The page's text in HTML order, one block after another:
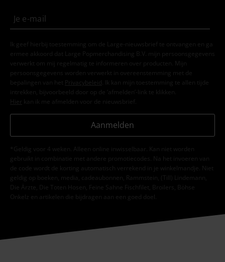
Ik geef hierbij toestemming om de Large-nieuwsbrief te ontvangen en ga
ermee akkoord dat Large Popmerchandising B.V. mijn persoonsgegevens
verwerkt om mij regelmatig te informeren over producten. Mijn
persoonsgegevens worden verwerkt in overeenstemming met de
bepalingen van het
Privacybeleid . Ik kan mijn toestemming te allen tijde
intrekken, bijvoorbeeld door op de ‘afmelden’-link te klikken.
Hier kan ik me afmelden voor de nieuwsbrief.
Aanmelden
*Geldig voor 4 weken. Alleen online inwisselbaar. Kan niet worden
gebruikt in combinatie met andere promotiecodes. Na het invoeren van
de code wordt de korting automatisch verrekend in je winkelmandje. Niet
geldig op boeken, media, cadeaubonnen, Rammstein, (Till) Lindemann,
Die Ärzte, Die Toten Hosen, Feine Sahne Fischfilet, Broilers, Böhse
Onkelz en artikelen die bijdragen aan een goed doel.